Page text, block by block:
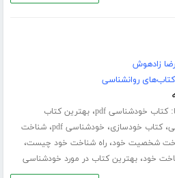
زادهوش
کتاب‌های روانشناسی
کتاب خودشناسی pdf ،بهترین کتاب
،کتاب خودسازی، خودشناسی pdf ،شناخت
شخصیت خود،راه شناخت خود چیست،
خود،بهترین کتاب در مورد خودشناسی